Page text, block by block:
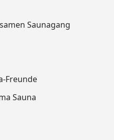
Saunagang
Freunde
Sauna